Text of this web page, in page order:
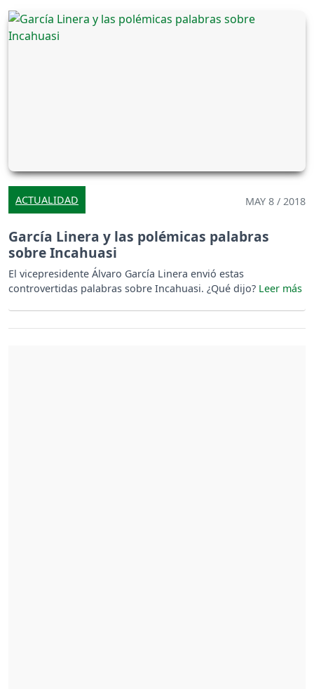
ACTUALIDAD MAY 8 / 2018
García Linera y las polémicas palabras
sobre Incahuasi
El vicepresidente Álvaro García Linera envió estas
controvertidas palabras sobre Incahuasi. ¿Qué dijo?